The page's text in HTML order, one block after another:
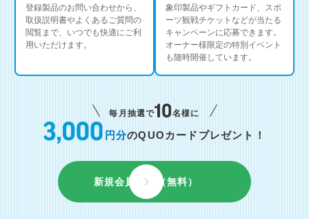
登録製品のお問い合わせから、
取扱説明書やよくあるご質問の
閲覧まで、いつでも快適にご利
用いただけます。
象印製品やギフトカード、スポ
ーツ観戦チケットなどが当たる
キャンペーンに応募できます。
オーナー様限定の特別イベント
も随時開催しています。
毎月抽選で 名様に
円分のQUOカードプレゼント！
新規会員登録（無料）